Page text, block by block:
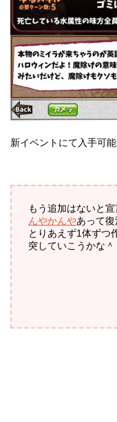
新イベントにて入手可能
もう追加はないと
んやかんやあって復
とりあえず1体ずつ
突していこうかな＾